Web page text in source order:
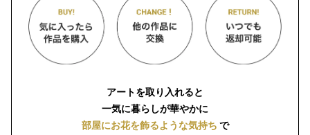
アートを取り入れると
一気に暮らしが華やかに
部屋にお花を飾るような気持ち で